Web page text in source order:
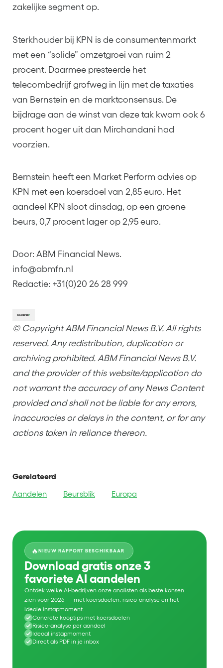
zakelijke segment op.
Sterkhouder bij KPN is de consumentenmarkt
met een “solide” omzetgroei van ruim 2
procent. Daarmee presteerde het
telecombedrijf grofweg in lijn met de taxaties
van Bernstein en de marktconsensus. De
bijdrage aan de winst van deze tak kwam ook 6
procent hoger uit dan Mirchandani had
voorzien.
Bernstein heeft een Market Perform advies op
KPN met een koersdoel van 2,85 euro. Het
aandeel KPN sloot dinsdag, op een groene
beurs, 0,7 procent lager op 2,95 euro.
Door: ABM Financial News.
info@abmfn.nl
Redactie: +31(0)20 26 28 999
© Copyright ABM Financial News B.V. All rights
reserved. Any redistribution, duplication or
archiving prohibited. ABM Financial News B.V.
and the provider of this website/application do
not warrant the accuracy of any News Content
provided and shall not be liable for any errors,
inaccuracies or delays in the content, or for any
actions taken in reliance thereon.
Gerelateerd
Aandelen
Beursblik Europa
🔥NIEUW RAPPORT BESCHIKBAAR
Download gratis onze 3
favoriete AI aandelen
Ontdek welke AI-bedrijven onze analisten als beste kansen
zien voor 2026 — met koersdoelen, risico-analyse en het
ideale instapmoment.
Concrete kooptips met koersdoelen
Risico-analyse per aandeel
Ideaal instapmoment
Direct als PDF in je inbox